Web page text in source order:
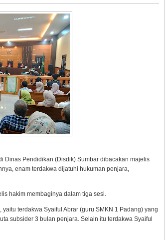
Dinas Pendidikan (Disdik) Sumbar dibacakan majelis
enam terdakwa dijatuhi hukuman penjara,
hakim membaginya dalam tiga sesi.
terdakwa Syaiful Abrar (guru SMKN 1 Padang) yang
subsider 3 bulan penjara. Selain itu terdakwa Syaiful